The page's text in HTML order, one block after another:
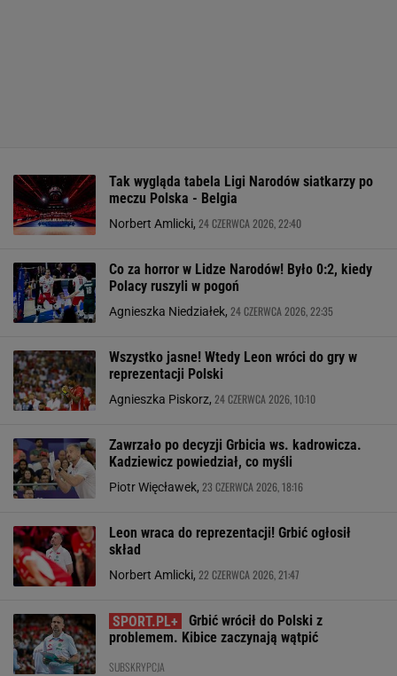
Tak wygląda tabela Ligi Narodów siatkarzy po
meczu Polska - Belgia
Norbert Amlicki, 24 CZERWCA 2026, 22:40
Co za horror w Lidze Narodów! Było 0:2, kiedy
Polacy ruszyli w pogoń
Agnieszka Niedziałek, 24 CZERWCA 2026, 22:35
Wszystko jasne! Wtedy Leon wróci do gry w
reprezentacji Polski
Agnieszka Piskorz, 24 CZERWCA 2026, 10:10
Zawrzało po decyzji Grbicia ws. kadrowicza.
Kadziewicz powiedział, co myśli
Piotr Więcławek, 23 CZERWCA 2026, 18:16
Leon wraca do reprezentacji! Grbić ogłosił
skład
Norbert Amlicki, 22 CZERWCA 2026, 21:47
Grbić wrócił do Polski z
problemem. Kibice zaczynają wątpić
SUBSKRYPCJA